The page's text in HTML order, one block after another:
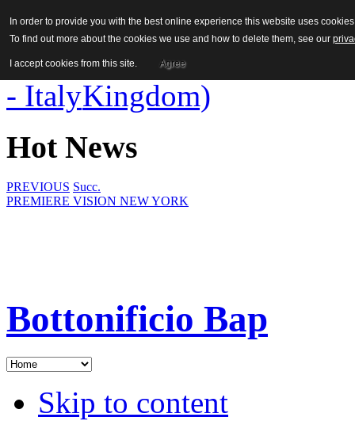
Hot News
PREVIOUS Succ.
PREMIERE VISION NEW YORK
Bottonificio Bap
Skip to content
In order to provide you with the best online experience this website uses
To find out more about the cookies we use and how to delete them, see our
I accept cookies from this site. Agree